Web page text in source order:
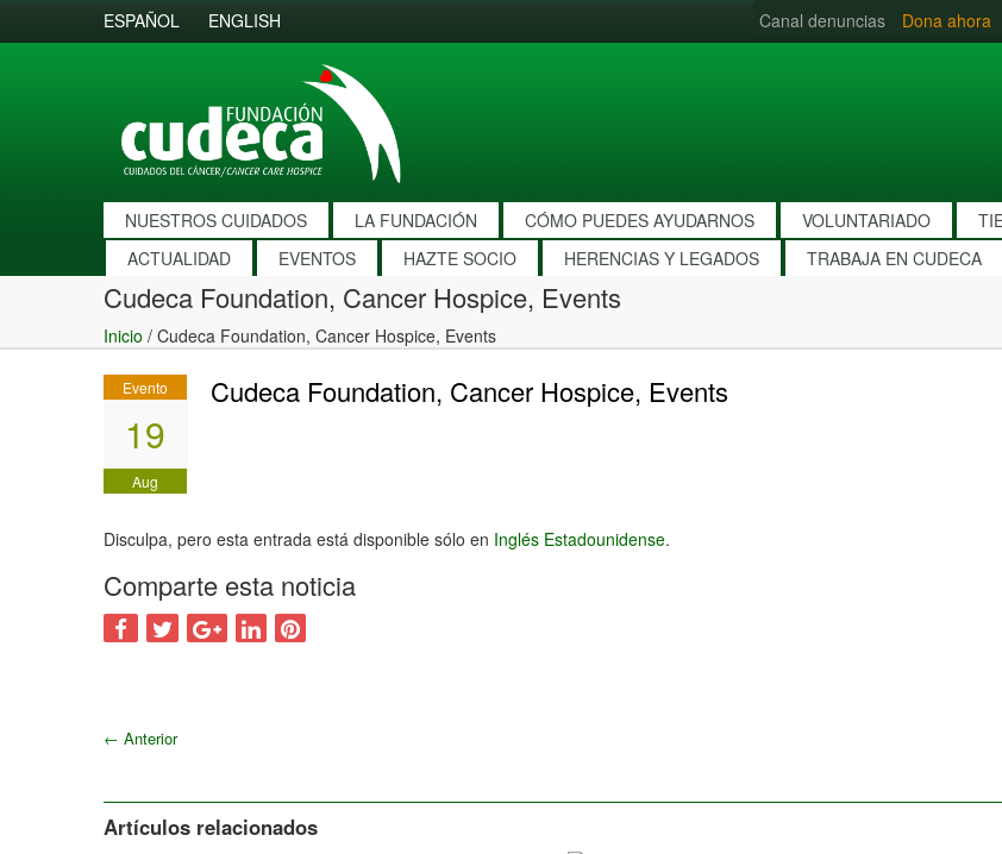
ESPAÑOL ENGLISH Canal denuncias Dona ahora
NUESTROS CUIDADOS LA FUNDACIÓN CÓMO PUEDES AYUDARNOS VOLUNTARIADO
ACTUALIDAD
EVENTOS HAZTE SOCIO HERENCIAS Y LEGADOS TRABAJA EN CUDECA
Cudeca Foundation, Cancer Hospice, Events
Inicio / Cudeca Foundation, Cancer Hospice, Events
Evento
19
Aug
Cudeca Foundation, Cancer Hospice, Events
Disculpa, pero esta entrada está disponible sólo en Inglés Estadounidense.
Comparte esta noticia
← Anterior
Artículos relacionados